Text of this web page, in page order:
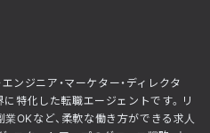
ンジニア・マーケター・ディレクタ
に特化した転職エージェントです。リ
業OKなど、柔軟な働き方ができる求人